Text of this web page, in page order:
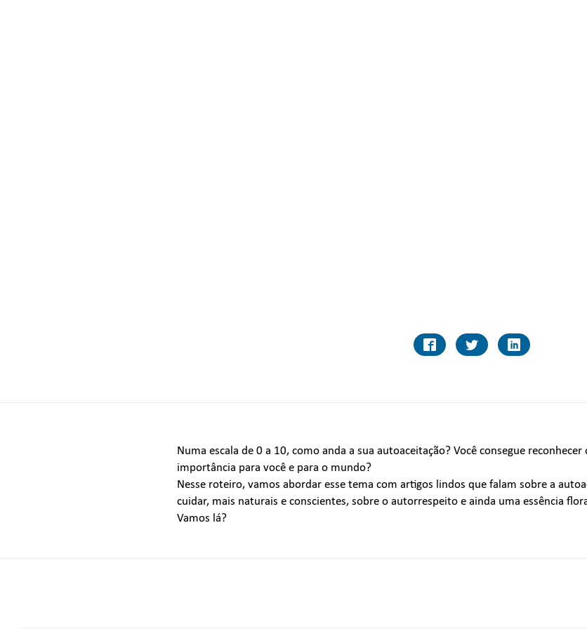
Numa escala de 0 a 10, como anda a sua autoaceitação? Você consegue
importância para você e para o mundo?
Nesse roteiro, vamos abordar esse tema com artigos lindos que falam sobre a
cuidar, mais naturais e conscientes, sobre o autorrespeito e ainda uma essência
Vamos lá?